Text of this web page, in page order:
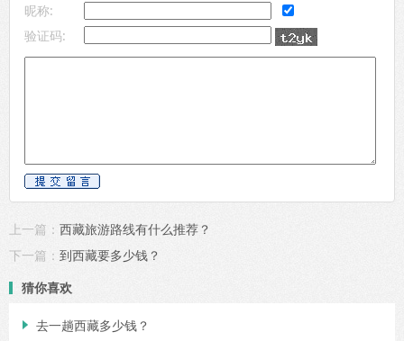
昵称:
验证码:
上一篇： 西藏旅游路线有什么推荐？
下一篇： 到西藏要多少钱？
猜你喜欢
 去一趟西藏多少钱？